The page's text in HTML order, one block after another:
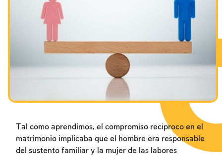
Los ayunos por la destrucción del Templo
Tal como aprendimos, el compromiso recíproco en el
matrimonio implicaba que el hombre era responsable
del sustento familiar y la mujer de las labores